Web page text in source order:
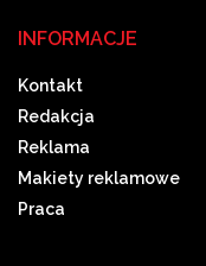
INFORMACJE
Kontakt
Redakcja
Reklama
Makiety reklamowe
Praca